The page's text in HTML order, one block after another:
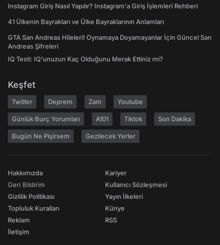
Instagram Giriş Nasıl Yapılır? Instagram'a Giriş İşlemleri Rehberi
41 Ülkenin Bayrakları ve Ülke Bayraklarının Anlamları
GTA San Andreas Hileleri! Oynamaya Doyamayanlar İçin Güncel San
Andreas Şifreleri
IQ Testi: IQ'unuzun Kaç Olduğunu Merak Ettiniz mi?
Keşfet
Twitter Deprem Zam Youtube
Günlük Burç Yorumları A101 Tiktok Son Dakika
Bugün Ne Pişirsem Gezilecek Yerler
Hakkımızda
Geri Bildirim
Gizlilik Politikası
Topluluk Kuralları
Reklam
İletişim
Kariyer
Kullanıcı Sözleşmesi
Yayın İlkeleri
Künye
RSS